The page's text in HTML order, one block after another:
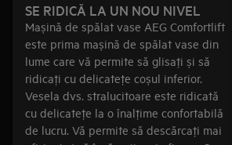
SE RIDICĂ LA UN NOU NIVEL
Mașină de spălat vase AEG Comfortlift
este prima mașină de spălat vase din
lume care vă permite să glisaţi și să
ridicaţi cu delicateţe coșul inferior.
Vesela dvs. stralucitoare este ridicată
cu delicateţe la o înalţime confortabilă
de lucru. Vă permite să descărcaţi mai